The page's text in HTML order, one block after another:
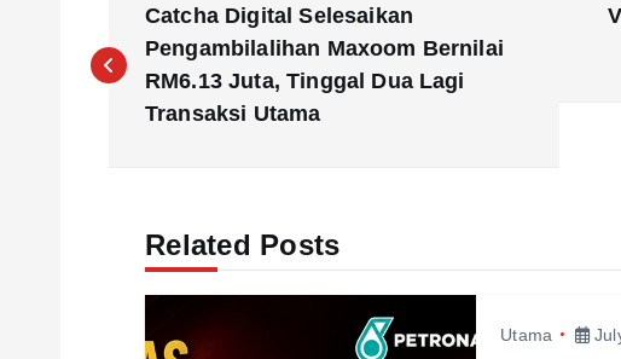
o
Catcha Digital Selesaikan
Pengambilalihan Maxoom Bernilai
RM6.13 Juta, Tinggal Dua Lagi
Transaksi Utama
Related Posts
Utama